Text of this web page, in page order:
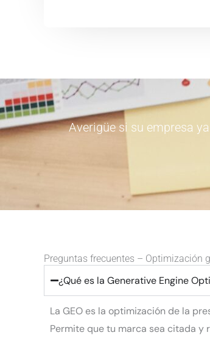
Averigüe si su empresa
Preguntas frecuentes – Optimización
¿Qué es la Generative Engine
La GEO es la optimización de la
Permite que tu marca sea citada